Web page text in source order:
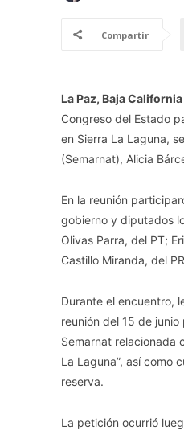
Compartir
La Paz, Baja California
Congreso del Estado
en Sierra La Laguna,
(Semarnat), Alicia
En la reunión
gobierno y diputados
Olivas Parra, del PT;
Castillo Miranda, del
Durante el encuentro,
reunión del 15 de
Semarnat relacionada
La Laguna”, así como
reserva.
La petición ocurrió